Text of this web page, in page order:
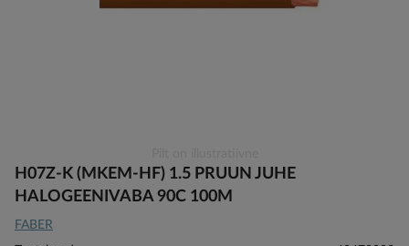
to
the
of
H07Z-K (MKEM-HF) 1.5 PRUUN JUHE
HALOGEENIVABA 90C 100M
FABER